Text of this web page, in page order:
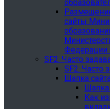
сайты
Федерации
SF2: Часто
SF2: Часто
Шапка
Шапка
Как